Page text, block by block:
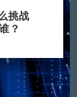
挑战
？